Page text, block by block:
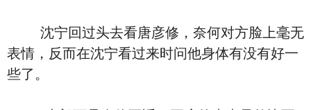
沈宁回过头去看唐彦修，奈何对方脸上毫无
表情，反而在沈宁看过来时问他身体有没有好一
些了。